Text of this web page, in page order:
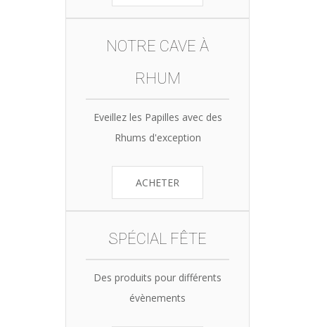
NOTRE CAVE À
RHUM
Eveillez les Papilles avec des
Rhums d'exception
ACHETER
SPÉCIAL FÊTE
Des produits pour différents
évènements